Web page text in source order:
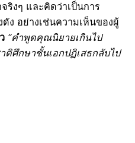
ริงๆ และคิดว่าเป็นการ
ดัง อย่างเช่นความเห็นของผู้
“คำพูดคุณนิยายเกินไป
ติศึกษาชั้นเอกปฏิเสธกลับไป